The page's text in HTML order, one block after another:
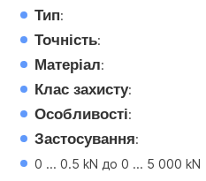
Тип:
Точність:
Матеріал:
Клас захисту:
Особливості:
Застосування:
0 ... 0.5 kN до 0 ... 5 000 kN